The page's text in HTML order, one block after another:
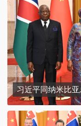
习近平同纳米比